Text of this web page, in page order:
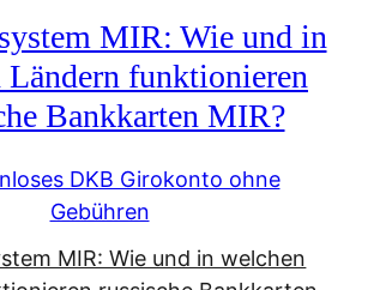
MIR: Wie und in
Ländern funktionieren
Bankkarten MIR?
DKB Girokonto ohne
Gebühren